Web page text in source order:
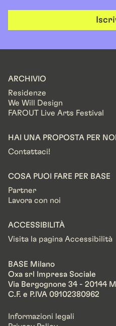
ARCHIVIO
Residenze
We Will Design
FAROUT Live Arts Festival
HAI UNA PROPOSTA PER
Contattaci!
COSA PUOI FARE PER BASE
Partner
Lavora con noi
ACCESSIBILITÀ
Visita la pagina Accessibilità
BASE Milano
Oxa srl Impresa Sociale
Via Bergognone 34 - 20144
C.F. e P.IVA 09102380962
Informazioni legali